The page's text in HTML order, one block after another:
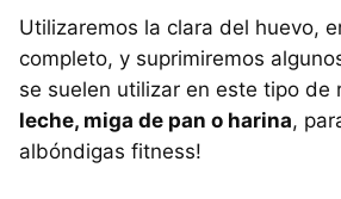
Utilizaremos la clara del huevo,
completo, y suprimiremos
se suelen utilizar en este tipo de
leche, miga de pan o harina,
albóndigas fitness!